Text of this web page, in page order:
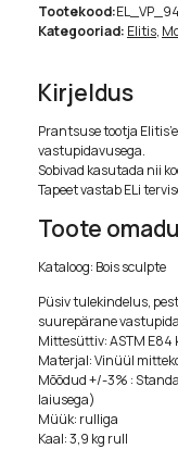
Tootekood:
Kategooriad: Elitis,
Kirjeldus
Prantsuse tootja
vastupidavusega.
Sobivad kasutada nii
Tapeet vastab ELi
Toote
Kataloog: Bois sculpte
Püsiv tulekindelus,
suurepärane
Mittesüttiv: ASTM E84
Materjal: Vinüül
Mõõdud +/-3% :
laiusega)
Müük: rulliga
Kaal: 3,9 kg rull